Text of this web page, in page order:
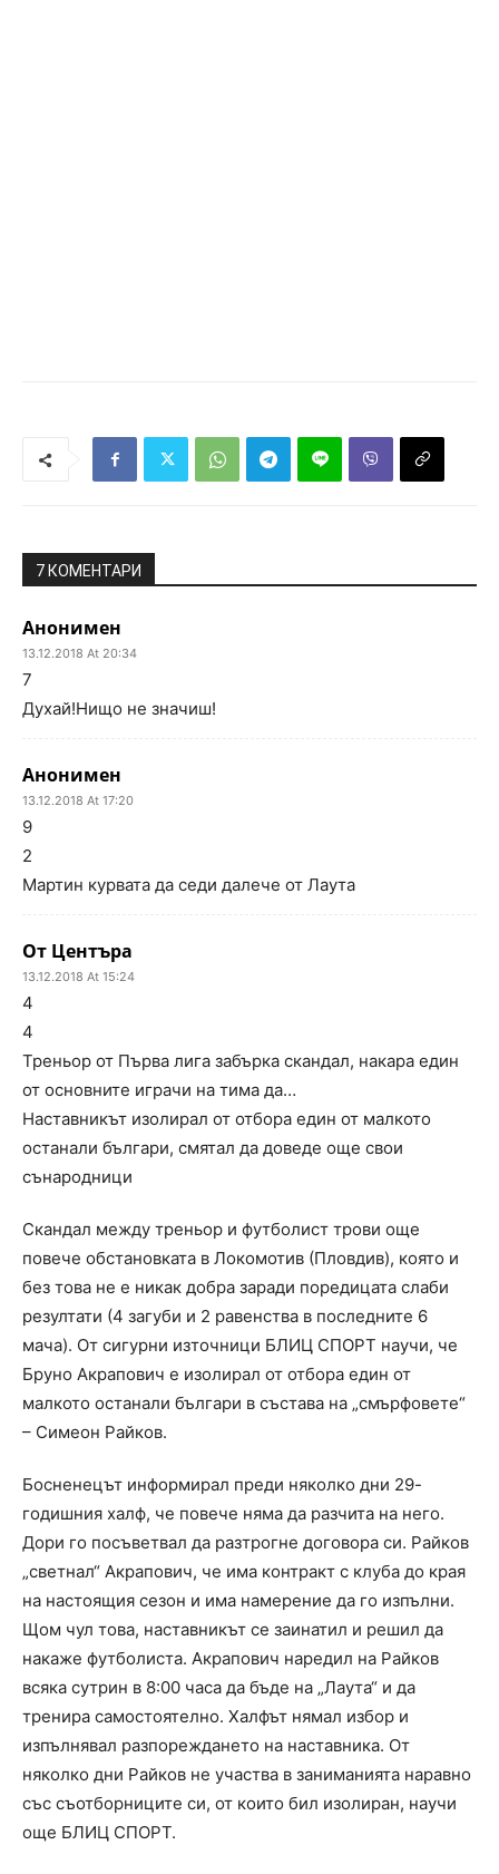
7 КОМЕНТАРИ
Анонимен
13.12.2018 At 20:34
7
Духай!Нищо не значиш!
Анонимен
13.12.2018 At 17:20
9
2
Мартин курвата да седи далече от Лаута
От Центъра
13.12.2018 At 15:24
4
4
Треньор от Първа лига забърка скандал, накара един
от основните играчи на тима да…
Наставникът изолирал от отбора един от малкото
останали българи, смятал да доведе още свои
сънародници
Скандал между треньор и футболист трови още
повече обстановката в Локомотив (Пловдив), която и
без това не е никак добра заради поредицата слаби
резултати (4 загуби и 2 равенства в последните 6
мача). От сигурни източници БЛИЦ СПОРТ научи, че
Бруно Акрапович е изолирал от отбора един от
малкото останали българи в състава на „смърфовете“
– Симеон Райков.
Босненецът информирал преди няколко дни 29-
годишния халф, че повече няма да разчита на него.
Дори го посъветвал да разтрогне договора си. Райков
„светнал“ Акрапович, че има контракт с клуба до края
на настоящия сезон и има намерение да го изпълни.
Щом чул това, наставникът се заинатил и решил да
накаже футболиста. Акрапович наредил на Райков
всяка сутрин в 8:00 часа да бъде на „Лаута“ и да
тренира самостоятелно. Халфът нямал избор и
изпълнявал разпореждането на наставника. От
няколко дни Райков не участва в заниманията наравно
със съотборниците си, от които бил изолиран, научи
още БЛИЦ СПОРТ.